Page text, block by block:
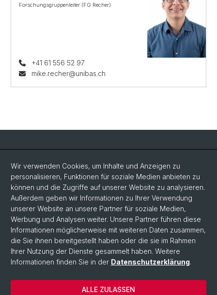
Forschungsgruppenleiter (FG Recher)
+41 61 556 52 97
mike.recher@unibas.ch
Social Media
LinkedIn
Bluesky
Vimeo
© Universität Basel
Datenschutzerklärung
Wir verwenden Cookies, um Inhalte und Anzeigen zu
personalisieren, Funktionen für soziale Medien anbieten zu
können und die Zugriffe auf unserer Website zu analysieren.
Außerdem geben wir Informationen zu Ihrer Verwendung
unserer Website an unsere Partner für soziale Medien,
Werbung und Analysen weiter. Unsere Partner führen diese
Informationen möglicherweise mit weiteren Daten zusammen,
die Sie ihnen bereitgestellt haben oder die sie im Rahmen
Ihrer Nutzung der Dienste gesammelt haben. Weitere
Informationen finden Sie in der Datenschutzerklärung.
ALLE ZULASSEN